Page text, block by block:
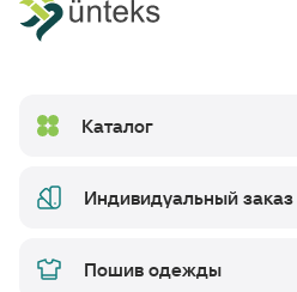
Каталог
Индивидуальный заказ
Пошив одежды